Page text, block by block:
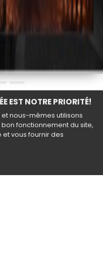
EST NOTRE PRIORITÉ!
nous-mêmes utilisons
fonctionnement du site,
vous fournir des
TOUS LES FILMS
CETTE